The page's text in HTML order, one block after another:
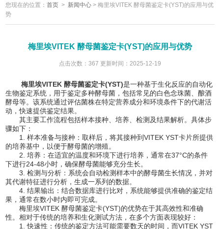
您现在的位置：首页 > 新闻中心 >梅里埃VITEK 酵母菌鉴定卡(YST)的应用与优
势
梅里埃VITEK 酵母菌鉴定卡(YST)的应用与优势
点击次数：367 更新时间：2025-12-19
梅里埃VITEK 酵母菌鉴定卡(YST)是一种基于生化反应的自动化
生物鉴定系统，用于鉴定多种酵母菌，包括常见的白色念珠菌、酿酒
酵母等。该系统通过评估菌株在特定营养成分和环境条件下的代谢活
动，快速提供鉴定结果。
其主要工作流程包括样本接种、培养、检测及结果解析。具体步
骤如下：
1. 样本准备与接种：取样后，将其接种到VITEK YST卡片所提供
的培养基中，以便于酵母菌的增殖。
2. 培养：在适宜的温度和环境下进行培养，通常在37°C的条件
下进行24-48小时，确保酵母菌能够充分生长。
3. 检测与分析：系统会自动检测样本中的酵母菌生长情况，并对
其代谢特征进行分析，生成一系列的数据。
4. 结果输出：结合数据库进行比对，系统能够提供准确的鉴定结
果，通常在数小时内即可完成。
梅里埃VITEK 酵母菌鉴定卡(YST)的优势在于其高效性和准确
性。相对于传统的培养和生化测试方法，在多个方面表现较好：
1. 快速性：传统的鉴定方法可能需要数天的时间，而VITEK YST